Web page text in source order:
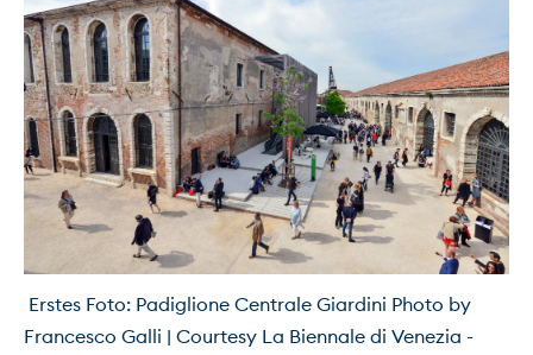
Francesco Galli | Courtesy La Biennale di Venezia -